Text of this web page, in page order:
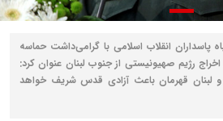
پاسداران انقلاب اسلامی با گرامی‌داشت حماسه
جریان اخراج رژیم صهیونیستی از جنوب لبنان عنوان کرد:
لبنان قهرمان باعث آزادی قدس شریف خواهد